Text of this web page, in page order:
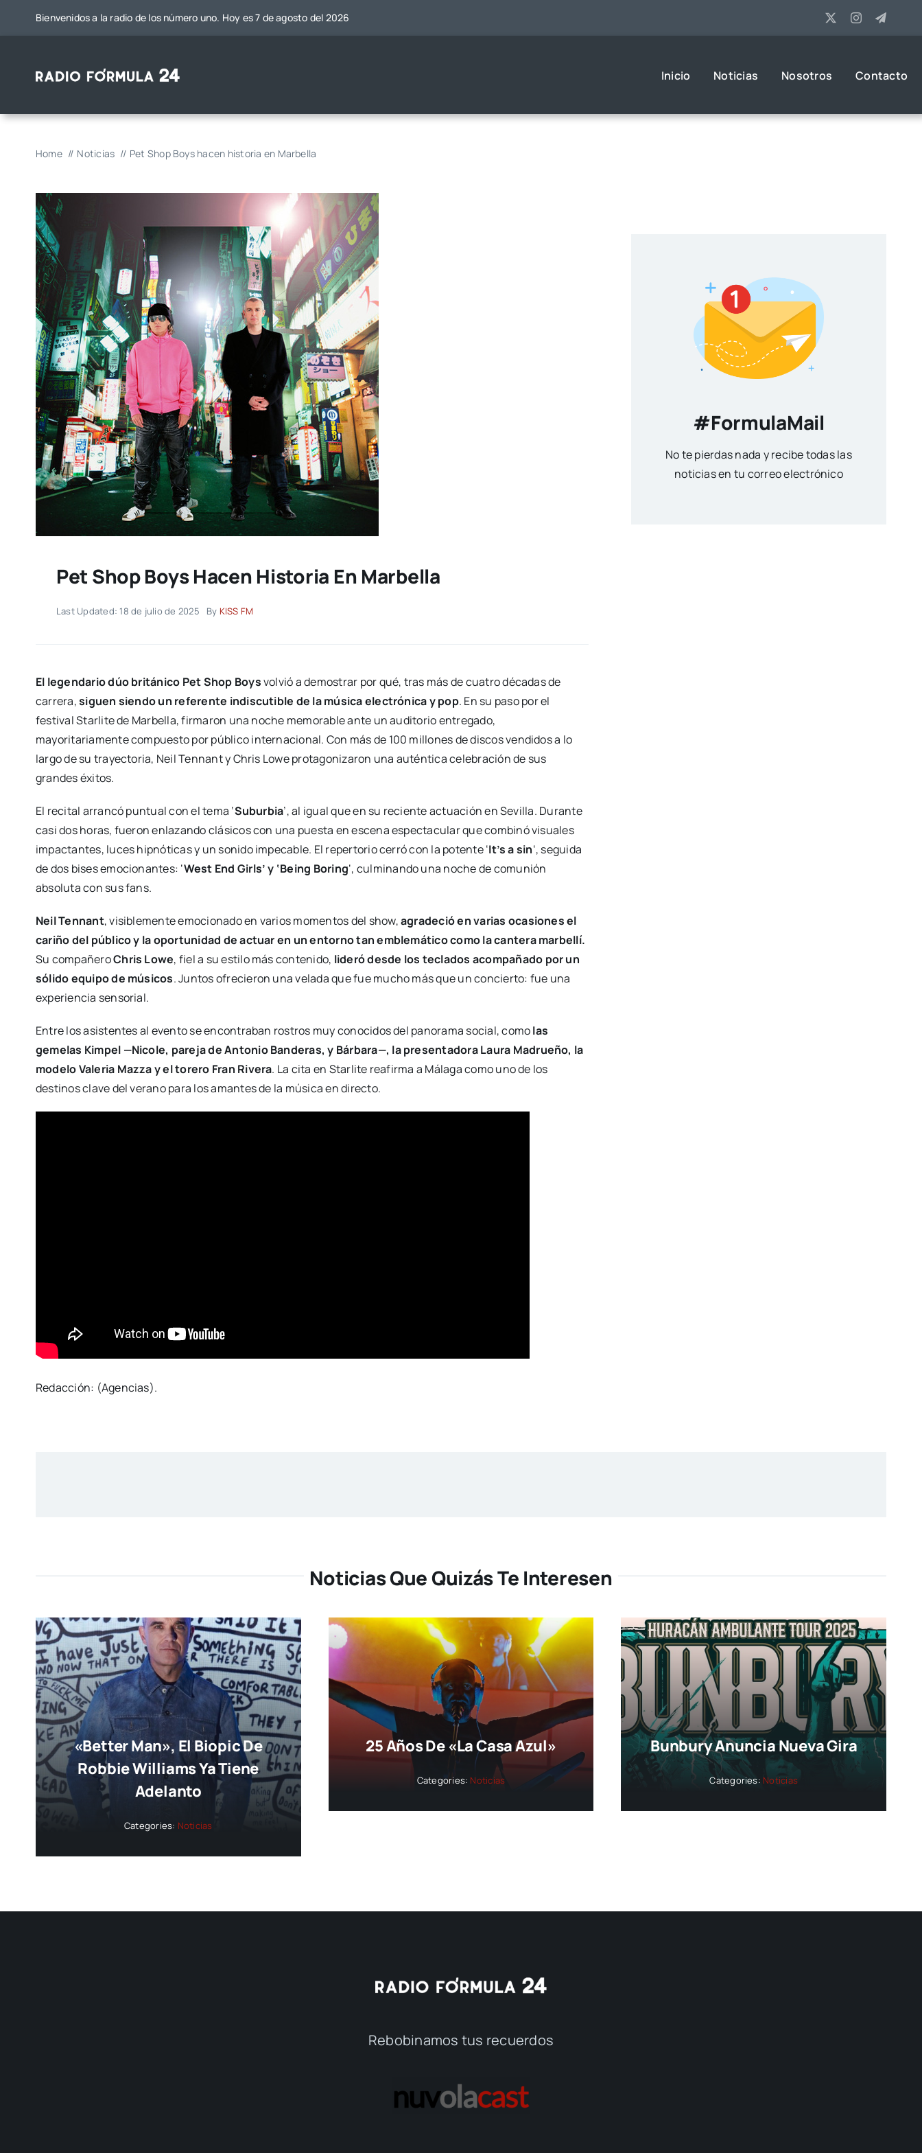
Bienvenidos a la radio de los número uno. Hoy es 7 de agosto del 2026
Inicio Noticias Nosotros Contacto
Home Noticias Pet Shop Boys hacen historia en Marbella
Pet Shop Boys Hacen Historia En Marbella
Last Updated: 18 de julio de 2025 By KISS FM
El legendario dúo británico Pet Shop Boysvolvió a demostrar por qué, tras más de cuatro décadas de
carrera,siguen siendo un referente indiscutible de la música electrónica y pop. En su paso por el
festival Starlite de Marbella, firmaron una noche memorable ante un auditorio entregado,
mayoritariamente compuesto por público internacional. Con más de 100 millones de discos vendidos a lo
largo de su trayectoria, Neil Tennant y Chris Lowe protagonizaron una auténtica celebración de sus
grandes éxitos.
El recital arrancó puntual con el tema ‘Suburbia’, al igual que en su reciente actuación en Sevilla. Durante
casi dos horas, fueron enlazando clásicos con una puesta en escena espectacular que combinó visuales
impactantes, luces hipnóticas y un sonido impecable. El repertorio cerró con la potente ‘It’s a sin‘, seguida
de dos bises emocionantes: ‘West End Girls’ y ‘Being Boring‘, culminando una noche de comunión
absoluta con sus fans.
Neil Tennant, visiblemente emocionado en varios momentos del show,agradeció en varias ocasiones el
cariño del público y la oportunidad de actuar en un entorno tan emblemático como la cantera marbellí.
Su compañeroChris Lowe, fiel a su estilo más contenido, lideró desde los teclados acompañado por un
sólido equipo de músicos. Juntos ofrecieron una velada que fue mucho más que un concierto: fue una
experiencia sensorial.
Entre los asistentes al evento se encontraban rostros muy conocidos del panorama social, comolas
gemelas Kimpel —Nicole, pareja de Antonio Banderas, y Bárbara—, la presentadora Laura Madrueño, la
modelo Valeria Mazza y el torero Fran Rivera. La cita en Starlite reafirma a Málaga como uno de los
destinos clave del verano para los amantes de la música en directo.
Redacción: (Agencias).
#FormulaMail
No te pierdas nada y recibe todas las
noticias en tu correo electrónico
Noticias Que Quizás Te Interesen
«Better Man», El Biopic De
Robbie Williams Ya Tiene
Adelanto
Categories: Noticias
25 Años De «La Casa Azul»
Categories: Noticias
Bunbury Anuncia Nueva Gira
Categories: Noticias
Rebobinamos tus recuerdos